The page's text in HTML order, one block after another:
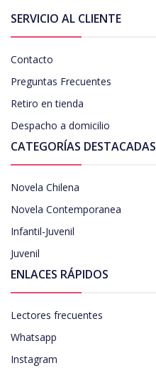
SERVICIO AL CLIENTE
Contacto
Preguntas Frecuentes
Retiro en tienda
Despacho a domicilio
CATEGORÍAS DESTACADAS
Novela Chilena
Novela Contemporanea
Infantil-Juvenil
Juvenil
ENLACES RÁPIDOS
Lectores frecuentes
Whatsapp
Instagram